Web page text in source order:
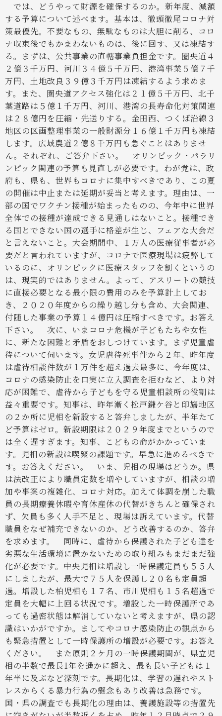
では、どうやって財源を確保するのか。新年度、減額
する予算について述べます。基本は、徹頭徹尾コロナ対
策最優先。不要なもの、無駄なものは大胆に削る、コロ
ナ収束後でもかまわないものは、後に回す、又は凍結す
る。まずは、公共事業の直轄事業負担金です。圏央道４
２億３千万円、河川３４億５千万円、港湾事業５億７千
万円、土地改良３９億３千万円は凍結するよう求めま
す。また、圏央道アクセス強化は２１億５千万円、北千
葉道路は５億１千万円、河川、港湾の長寿命化対策関連
は２８億円を圧縮・先送りする。金田西、つくば沿線３
地区の区画整理事業の一般財源分１６億１千万円も凍結
します。広域農道２億８千万円も急ぐことはありませ
ん。それぞれ、ご答弁下さい。
オリンピック・パラリ
ンピック関連の予算も見直しが必要です。わが党は、政
府も、県も、世界もコロナに集中すべきであり、この夏
の開催は中止または延期が妥当と考えます。理由は、一
部の国でワクチン接種が始まったものの、今年中に世界
全体での接種が達成できる見通しはないこと。接種でき
る国とできない国の選手に格差が生じ、フェアな大会だ
と言えないこと。大会期間中、１万人の医療従事者が必
要だと言われていますが、コロナで医療現場は疲弊して
いるのに、オリンピックに医療スタッフを割くというの
は、現実的ではありません。よって、アスリートの競技
に直接必要となる最小限の費用のみを予算計上してお
き、２０２０年度からの繰り越し分も含め、大会関連、
付随した事業の予算１４億円は圧縮すべきです。お答え
下さい。
次に、いまコロナ危機が子どもたちや女性
に、新たな困難と矛盾をおしつけています。まず児童虐
待について伺います。女児虐待死事件から２年、昨年度
は虐待相談件数が１万件を超え過去最多に、今年度は、
コロナの感染防止を口実に立入調査を拒むなど、より対
応が困難で、虐待から子どもを守る児童相談所の役割は
益々重要です。知事は、昨年漸く松戸鎌ケ谷と印旛地区
の２か所に児相を新設すると答弁しましたが、半年たて
ど予算はゼロ。新設期限は２０２９年度までというので
は全く遅すぎます。知事、こどもの命がかかっていま
す。児相の新設は喫緊の課題です。早急に進めるべきで
す。お答えください。
いま、児相の現場はどうか。県
は法改正により職員定数を増やしていますが、相談の増
加や事案の複雑化、コロナ対応。加えて体調を崩した職
員の長期療養休暇や育休産休の代替がきちんと確保され
ず、欠員も多く人手不足と、現場は訴えています。代替
職員をなぜ補充できないのか、どう改善するのか、答弁
を求めます。
同時に、虐待から保護された子ども達を
劣悪な生活環境に置かないための取り組みもまだまだ強
化が必要です。中央児相は増設し一時保護定員も５５人
にしましたが、最大で７５人を保護し２０名も定員超
過。増設した柏児相も１７名、市川児相も１５名超過で
定員を大幅に上回る状況です。増設した一時保護所であ
っても過密状態は解消していないと考えますが、県の認
識はいかがですか。ましてやコロナ感染防止の観点から
も緊急措置として一時保護所の増設が必要です。お答え
ください。
また原則２ケ月の一時保護期間が、県立児
相の半数で最長1年を遥かに超え、最も長い子どもは１
年半に及ぶなど深刻です。長期化は、学習の遅れやスト
レスからくる暴力行為の懸念もあり改善は急務です。
国・県の調査でも長期化の理由は、養護施設等の措置先